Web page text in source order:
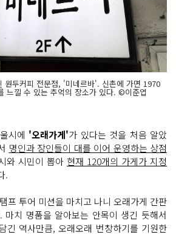
원두커피 전문점, '미네르바'. 신촌에 가면 1970
느낄 수 있는 추억의 장소가 있다. ©이준엽
시에 '오래가게'가 있다는 것을 처음 알았
명인과 장인들이 대를 이어 운영하는 상점
와 시민이 뽑아 현재 120개의 가게가 지정
.
프 투어 미션을 마치고 나니 오래가게 간판
마치 명품을 알아보는 안목이 생긴 듯해서
긴 역사만큼, 오래오래 번창하기를 기원한